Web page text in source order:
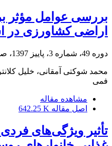
بررسی عوامل مؤثر
اراضی کشاورزی در
دوره 49، شماره 3، پاییز 1397، صفحه
محمد شوکتی آمقانی، خلیل
فمی
مشاهده مقاله
اصل مقاله 642.25 K
تأثیر ویژگی‌های